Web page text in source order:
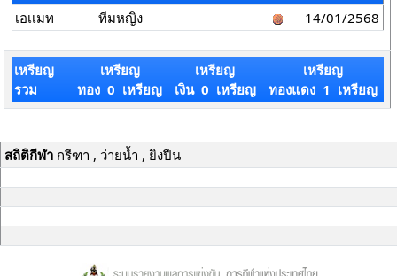
เอเเมท ทีมหญิง 14/01/2568
เหรียญ
รวม
เหรียญ
ทอง 0 เหรียญ
เหรียญ
เงิน 0 เหรียญ
เหรียญ
ทองแดง 1 เหรียญ
สถิติกีฬากรีฑา , ว่ายน้ำ , ยิงปืน